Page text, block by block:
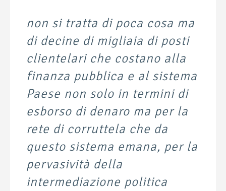
non si tratta di poca cosa ma
di decine di migliaia di posti
clientelari che costano alla
finanza pubblica e al sistema
Paese non solo in termini di
esborso di denaro ma per la
rete di corruttela che da
questo sistema emana, per la
pervasività della
intermediazione politica